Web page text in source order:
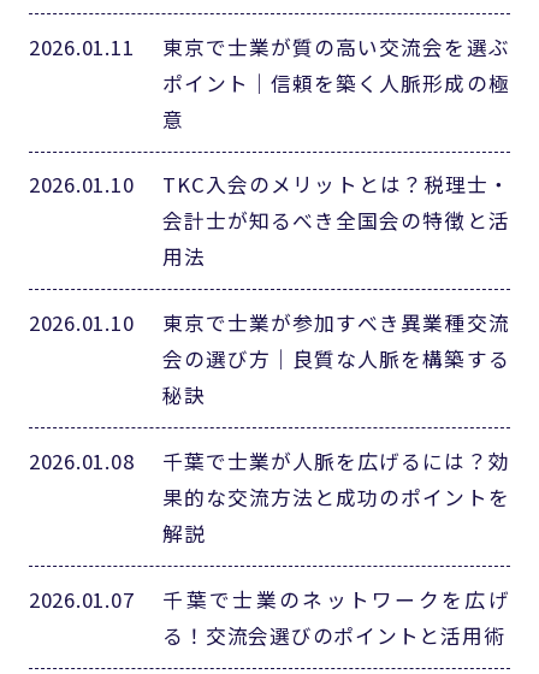
2026.01.11
東京で士業が質の高い交流会を選ぶ
ポイント｜信頼を築く人脈形成の極
意
2026.01.10
TKC入会のメリットとは？税理士・
会計士が知るべき全国会の特徴と活
用法
2026.01.10
東京で士業が参加すべき異業種交流
会の選び方｜良質な人脈を構築する
秘訣
2026.01.08
千葉で士業が人脈を広げるには？効
果的な交流方法と成功のポイントを
解説
2026.01.07
千葉で士業のネットワークを広げ
る！交流会選びのポイントと活用術